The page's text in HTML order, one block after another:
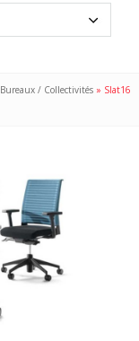
Bureaux / Collectivités » Slat16